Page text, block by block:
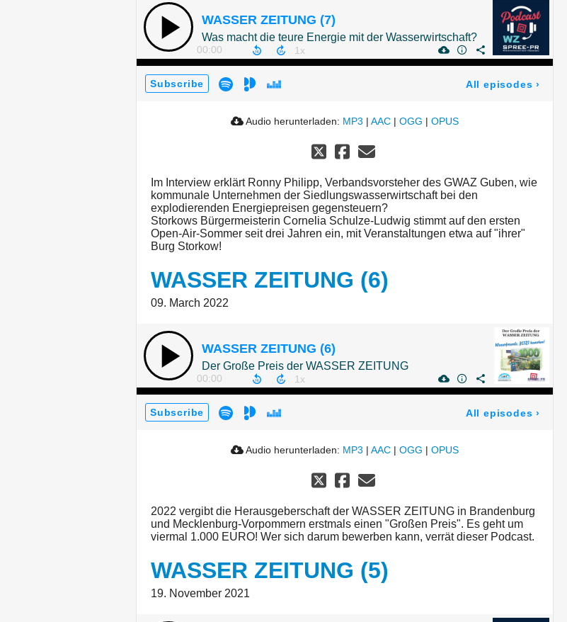
WASSER ZEITUNG (7)
Was macht die teure Energie mit der Wasserwirtschaft?
00:00
Subscribe All episodes ›
Audio herunterladen: MP3 | AAC | OGG | OPUS
Im Interview erklärt Ronny Philipp, Verbandsvorsteher des GWAZ Guben, wie
kommunale Unternehmen der Siedlungswasserwirtschaft bei den
explodierenden Energiepreisen gegensteuern?
Storkows Bürgermeisterin Cornelia Schulze-Ludwig stimmt auf den ersten
Open-Air-Sommer seit drei Jahren ein, mit Veranstaltungen etwa auf "ihrer"
Burg Storkow!
WASSER ZEITUNG (6)
09. March 2022
WASSER ZEITUNG (6)
Der Große Preis der WASSER ZEITUNG
00:00
Subscribe All episodes ›
Audio herunterladen: MP3 | AAC | OGG | OPUS
2022 vergibt die Herausgeberschaft der WASSER ZEITUNG in Brandenburg
und Mecklenburg-Vorpommern erstmals einen "Großen Preis". Es geht um
viermal 1.000 EURO! Wer sich darum bewerben kann, verrät dieser Podcast.
WASSER ZEITUNG (5)
19. November 2021